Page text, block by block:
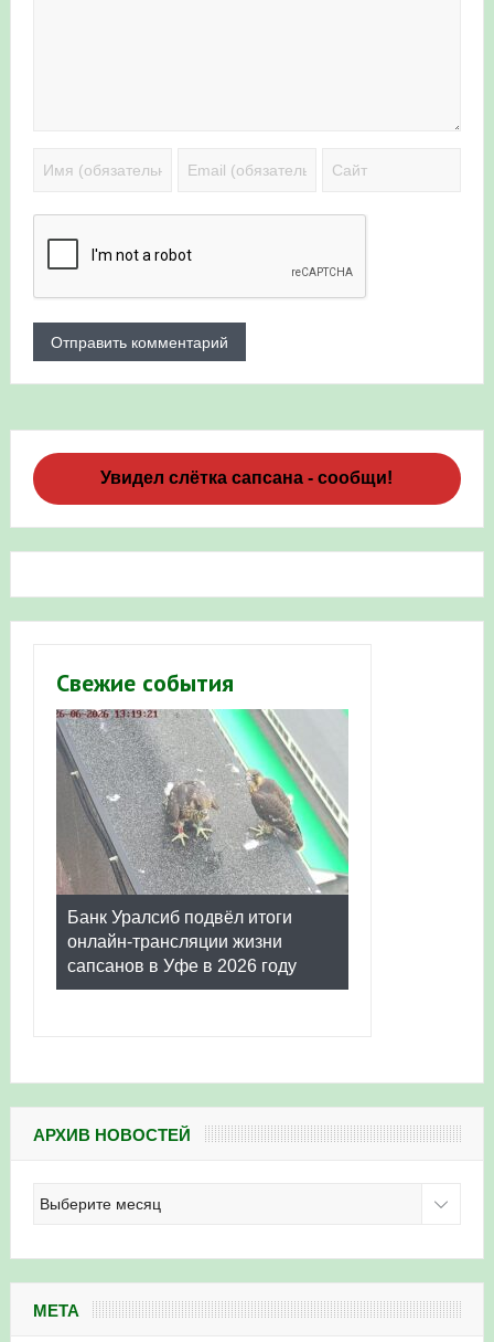
Увидел слётка сапсана - сообщи!
Свежие события
Банк Уралсиб подвёл итоги
онлайн-трансляции жизни
сапсанов в Уфе в 2026 году
АРХИВ НОВОСТЕЙ
новостей
МЕТА